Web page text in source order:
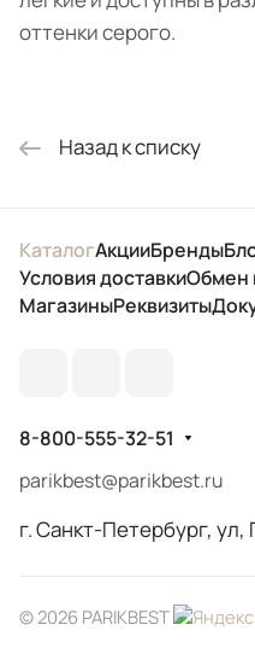
оттенки серого.
Назад к списку
КаталогАкцииБренды
Условия доставкиОбмен
МагазиныРеквизиты
8-800-555-32-51
parikbest@parikbest.ru
г. Санкт-Петербург,
© 2026 PARIKBEST